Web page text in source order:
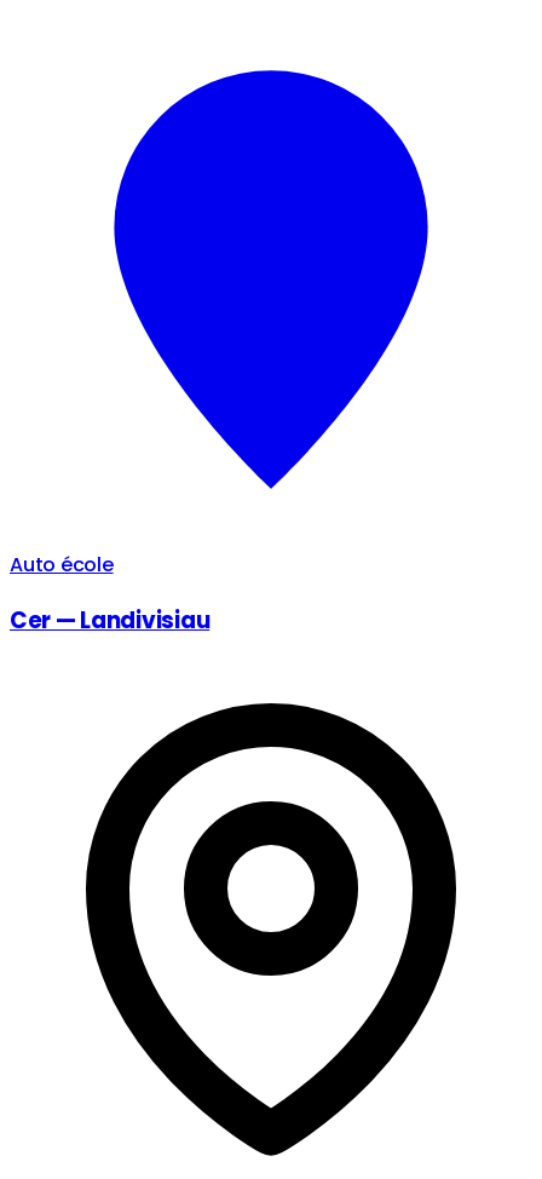
Auto école
Cer — Landivisiau